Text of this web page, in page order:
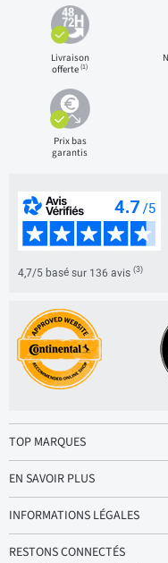
Livraison
offerte(1)
Prix bas
garantis
4,7/5 basé sur 136 avis (3)
TOP MARQUES
EN SAVOIR PLUS
INFORMATIONS LÉGALES
RESTONS CONNECTÉS